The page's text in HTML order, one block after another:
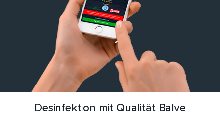
Desinfektion mit Qualität Balve